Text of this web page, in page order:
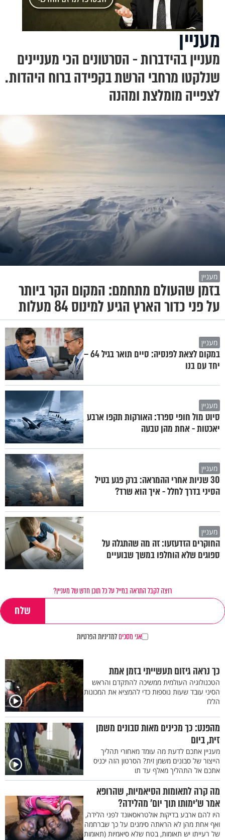
מעניין
מעניין בהידברות - הסרטונים הכי מעניינים
שנלקטו מרחבי הרשת בקפידה ברוח היהדות.
לצפייה מומלצת ומהנה
מעניין
בזמן שהעולם מתחמם: המקום הקר ביותר
על פני כדור הארץ הגיע למינוס 84 מעלות
מעניין
במקום לצאת לפנסיה: סיים תואר בגיל 64 –
יחד עם בנו
מעניין
סיוט מול חופי ספרד: האורקות תקפו ארבע
יאכטות - אחת מהן טבעה
מעניין
30 שניות אחרי ההמראה: ברק פגע בטיל
הסיני בדרך לחלל - איך הוא שרד?
מעניין
החוקרים הזדעזעו: זה מה שהתגלה על
ספוגים שלא הוחלפו במשך שבועיים
רוצה לקבל התראה במייל על כל תוכן חדש של מעניין?
אני מסכיםלמדיניות הפרטיות
כך נראה גיזום תעשייתי בזמן אמת
הטכנולוגיה העולמית ממשיכה להתקדם והראש
הסיני עובד שעות נוספות כדי להמציא את המכונות
הללו
מהפנט: כך מכינים מאות סבונים משמן
זית, ביום
מעניין אתכם לדעת מה עומד מאחורי תהליך
הייצור של סבונים משמן זית? הסרטון הזה יכניס
אתכם אל התהליך מאלף עד תו
מה קרה לתאומות הסיאמיות, שהרופא
אמר ש'ימותו תוך יום' מהלידה?
היו להם ארבע בדיקות אולטראסאונד לפני הלידה,
ואף אחת מהן לא הראתה סימנים על כך שברחמה
של רעייתו יש תאומות, בטח שלא סיאמיות (תאומות